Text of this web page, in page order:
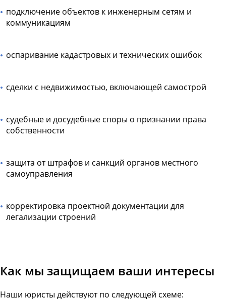
подключение объектов к инженерным сетям и
коммуникациям
оспаривание кадастровых и технических ошибок
сделки с недвижимостью, включающей самострой
судебные и досудебные споры о признании права
собственности
защита от штрафов и санкций органов местного
самоуправления
корректировка проектной документации для
легализации строений
Как мы защищаем ваши интересы
Наши юристы действуют по следующей схеме: